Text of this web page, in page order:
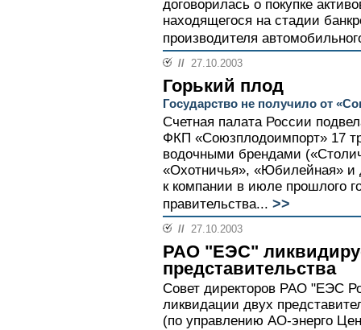
договорилась о покупке
находящегося на стадии
производителя
// 27.10.2003
Горький плод
Государство не получило от
Счетная палата России
ФКП «Союзплодоимпорт» 17
водочными брендами
«Охотничья», «Юбилейная» и
к компании в июле прошлого
правительства... >>
// 27.10.2003
РАО "ЕЭС"
представительства
Совет директоров РАО "ЕЭС
ликвидации двух
(по управлению АО-энерго